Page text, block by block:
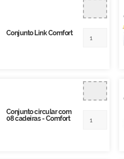
Conjunto Link Comfort
Conjunto circular com
08 cadeiras - Comfort